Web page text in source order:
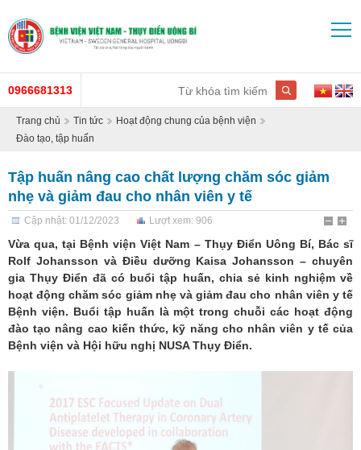
0966681313
Trang chủ Tin tức
Hoạt động chung của bệnh viện
Đào tạo, tập huấn
Tập huấn nâng cao chất lượng chăm sóc giảm
nhẹ và giảm đau cho nhân viên y tế
Cập nhật: 01/12/2023 Lượt xem: 906
Vừa qua, tại Bệnh viện Việt Nam – Thụy Điển Uông Bí, Bác sĩ
Rolf Johansson và Điều dưỡng Kaisa Johansson – chuyên
gia Thụy Điển đã có buổi tập huấn, chia sẻ kinh nghiệm về
hoạt động chăm sóc giảm nhẹ và giảm đau cho nhân viên y tế
Bệnh viện. Buổi tập huấn là một trong chuỗi các hoạt động
đào tạo nâng cao kiến thức, kỹ năng cho nhân viên y tế của
Bệnh viện và Hội hữu nghị NUSA Thụy Điển.